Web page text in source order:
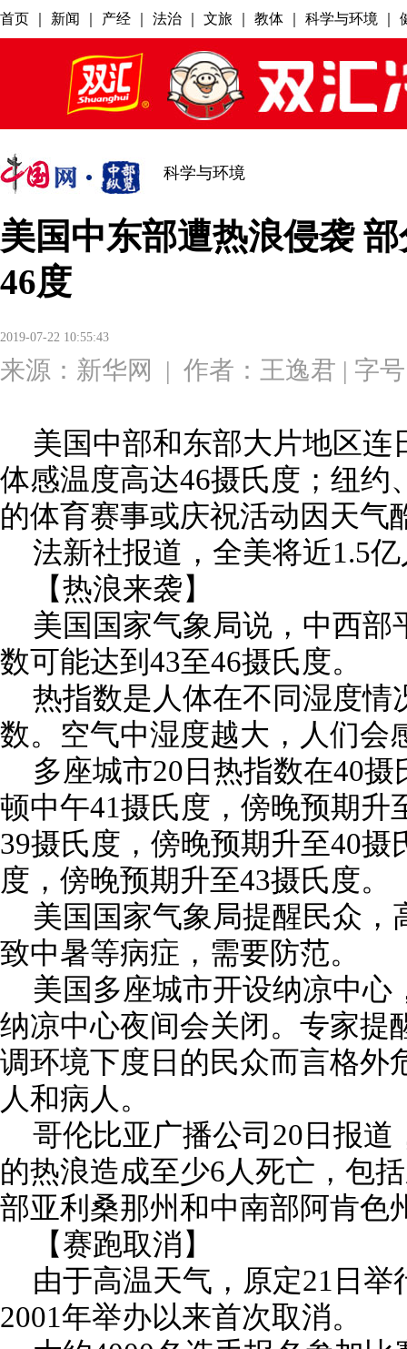
科学与环境
美国中东部遭热浪侵袭
46度
2019-07-22 10:55:43
来源： 新华网 | 作者：王逸君 | 字
美国中部和东部大片地区
体感温度高达46摄氏度；纽约
的体育赛事或庆祝活动因天气
法新社报道，全美将近1.5
【热浪来袭】
美国国家气象局说，中西
数可能达到43至46摄氏度。
热指数是人体在不同湿度情
数。空气中湿度越大，人们会
多座城市20日热指数在40
顿中午41摄氏度，傍晚预期升
39摄氏度，傍晚预期升至40摄
度，傍晚预期升至43摄氏度。
美国国家气象局提醒民众
致中暑等病症，需要防范。
美国多座城市开设纳凉中
纳凉中心夜间会关闭。专家提
调环境下度日的民众而言格外
人和病人。
哥伦比亚广播公司20日报
的热浪造成至少6人死亡，包
部亚利桑那州和中南部阿肯色
【赛跑取消】
由于高温天气，原定21日
2001年举办以来首次取消。